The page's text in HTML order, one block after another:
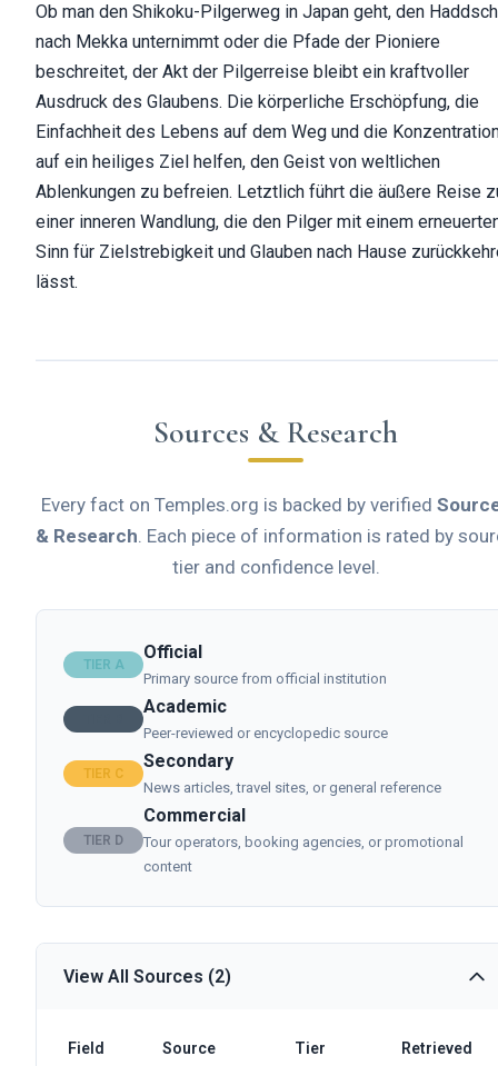
Ob man den Shikoku-Pilgerweg in Japan geht, den Haddsch
nach Mekka unternimmt oder die Pfade der Pioniere
beschreitet, der Akt der Pilgerreise bleibt ein kraftvoller
Ausdruck des Glaubens. Die körperliche Erschöpfung, die
Einfachheit des Lebens auf dem Weg und die
auf ein heiliges Ziel helfen, den Geist von weltlichen
Ablenkungen zu befreien. Letztlich führt die äußere Reise
einer inneren Wandlung, die den Pilger mit einem
Sinn für Zielstrebigkeit und Glauben nach Hause
lässt.
Sources & Research
Every fact on Temples.org is backed by verified
& Research. Each piece of information is rated by
tier and confidence level.
TIER A
Official
Primary source from official institution
Academic
Peer-reviewed or encyclopedic source
TIER C
Secondary
News articles, travel sites, or general reference
TIER D
Commercial
Tour operators, booking agencies, or promotional
content
View All Sources (2)
Field Source Tier Retrieved